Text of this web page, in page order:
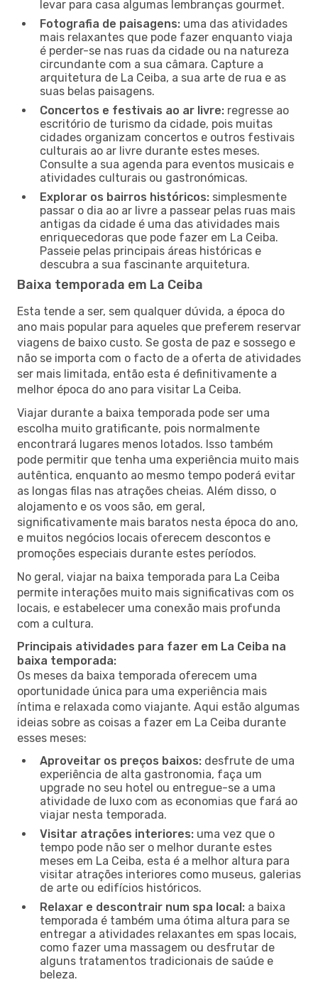
levar para casa algumas lembranças gourmet.
Fotografia de paisagens: uma das atividades
mais relaxantes que pode fazer enquanto viaja
é perder-se nas ruas da cidade ou na natureza
circundante com a sua câmara. Capture a
arquitetura de La Ceiba, a sua arte de rua e as
suas belas paisagens.
Concertos e festivais ao ar livre: regresse ao
escritório de turismo da cidade, pois muitas
cidades organizam concertos e outros festivais
culturais ao ar livre durante estes meses.
Consulte a sua agenda para eventos musicais e
atividades culturais ou gastronómicas.
Explorar os bairros históricos: simplesmente
passar o dia ao ar livre a passear pelas ruas mais
antigas da cidade é uma das atividades mais
enriquecedoras que pode fazer em La Ceiba.
Passeie pelas principais áreas históricas e
descubra a sua fascinante arquitetura.
Baixa temporada em La Ceiba
Esta tende a ser, sem qualquer dúvida, a época do
ano mais popular para aqueles que preferem reservar
viagens de baixo custo. Se gosta de paz e sossego e
não se importa com o facto de a oferta de atividades
ser mais limitada, então esta é definitivamente a
melhor época do ano para visitar La Ceiba.
Viajar durante a baixa temporada pode ser uma
escolha muito gratificante, pois normalmente
encontrará lugares menos lotados. Isso também
pode permitir que tenha uma experiência muito mais
autêntica, enquanto ao mesmo tempo poderá evitar
as longas filas nas atrações cheias. Além disso, o
alojamento e os voos são, em geral,
significativamente mais baratos nesta época do ano,
e muitos negócios locais oferecem descontos e
promoções especiais durante estes períodos.
No geral, viajar na baixa temporada para La Ceiba
permite interações muito mais significativas com os
locais, e estabelecer uma conexão mais profunda
com a cultura.
Principais atividades para fazer em La Ceiba na
baixa temporada:
Os meses da baixa temporada oferecem uma
oportunidade única para uma experiência mais
íntima e relaxada como viajante. Aqui estão algumas
ideias sobre as coisas a fazer em La Ceiba durante
esses meses:
Aproveitar os preços baixos: desfrute de uma
experiência de alta gastronomia, faça um
upgrade no seu hotel ou entregue-se a uma
atividade de luxo com as economias que fará ao
viajar nesta temporada.
Visitar atrações interiores: uma vez que o
tempo pode não ser o melhor durante estes
meses em La Ceiba, esta é a melhor altura para
visitar atrações interiores como museus, galerias
de arte ou edifícios históricos.
Relaxar e descontrair num spa local: a baixa
temporada é também uma ótima altura para se
entregar a atividades relaxantes em spas locais,
como fazer uma massagem ou desfrutar de
alguns tratamentos tradicionais de saúde e
beleza.